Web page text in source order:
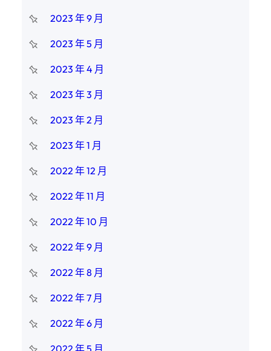
2023 年 9 月
2023 年 5 月
2023 年 4 月
2023 年 3 月
2023 年 2 月
2023 年 1 月
2022 年 12 月
2022 年 11 月
2022 年 10 月
2022 年 9 月
2022 年 8 月
2022 年 7 月
2022 年 6 月